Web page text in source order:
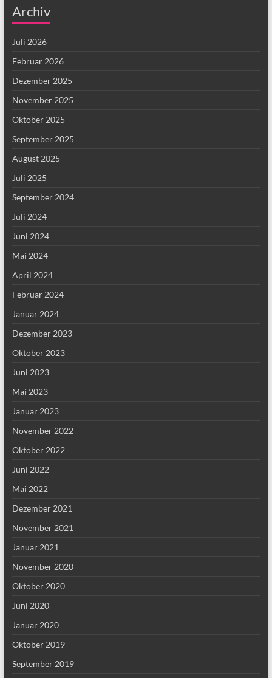
Archiv
Juli 2026
Februar 2026
Dezember 2025
November 2025
Oktober 2025
September 2025
August 2025
Juli 2025
September 2024
Juli 2024
Juni 2024
Mai 2024
April 2024
Februar 2024
Januar 2024
Dezember 2023
Oktober 2023
Juni 2023
Mai 2023
Januar 2023
November 2022
Oktober 2022
Juni 2022
Mai 2022
Dezember 2021
November 2021
Januar 2021
November 2020
Oktober 2020
Juni 2020
Januar 2020
Oktober 2019
September 2019